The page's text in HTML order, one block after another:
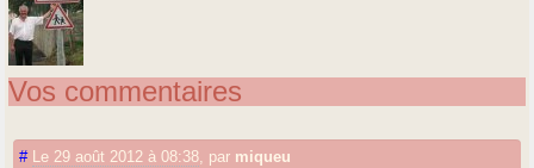
Vos commentaires
# Le 29 août 2012 à 08:38 par miqueu